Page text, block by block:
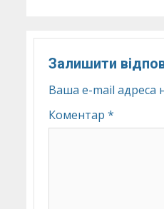
Залишити
Ваша e-mail адреса
Коментар *